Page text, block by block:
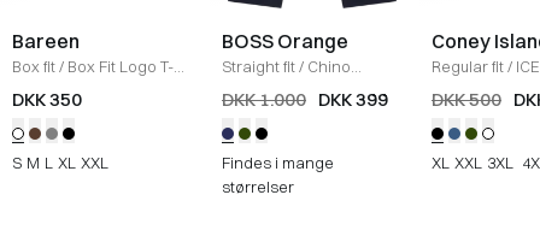
Bareen
Box fit/ Box Fit Logo T-
shirt /WHITE
DKK 350
S M L XL XXL
BOSS Orange
Straight fit/ Chino
Straight /NAVY
DKK 1.000 DKK 399
Findes i mange
størrelser
Coney
Regular fit/ ICE
Sweatshirt
/
DKK 500
XL XXL 3XL